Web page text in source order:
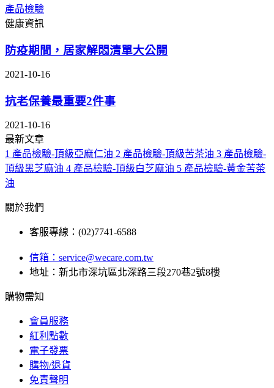
產品檢驗
健康資訊
防疫期間，居家解悶清單大公開
2021-10-16
抗老保養最重要2件事
2021-10-16
最新文章
1 產品檢驗-頂級亞麻仁油 2 產品檢驗-頂級苦茶油 3 產品檢驗-
頂級黑芝麻油 4 產品檢驗-頂級白芝麻油 5 產品檢驗-黃金苦茶
油
關於我們
客服專線：(02)7741-6588
信箱： service@wecare.com.tw
地址：新北市深坑區北深路三段270巷2號8樓
購物需知
會員服務
紅利點數
電子發票
購物/退貨
免責聲明